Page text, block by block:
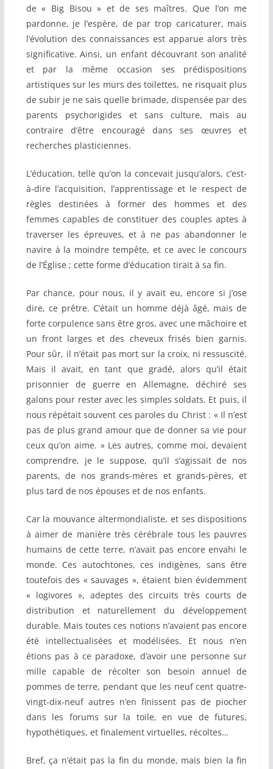
de « Big Bisou » et de ses maîtres. Que l’on me
pardonne, je l’espère, de par trop caricaturer, mais
l’évolution des connaissances est apparue alors très
significative. Ainsi, un enfant découvrant son analité
et par la même occasion ses prédispositions
artistiques sur les murs des toilettes, ne risquait plus
de subir je ne sais quelle brimade, dispensée par des
parents psychorigides et sans culture, mais au
contraire d’être encouragé dans ses œuvres et
recherches plasticiennes.
L’éducation, telle qu’on la concevait jusqu’alors, c’est-
à-dire l’acquisition, l’apprentissage et le respect de
règles destinées à former des hommes et des
femmes capables de constituer des couples aptes à
traverser les épreuves, et à ne pas abandonner le
navire à la moindre tempête, et ce avec le concours
de l’Église ; cette forme d’éducation tirait à sa fin.
Par chance, pour nous, il y avait eu, encore si j’ose
dire, ce prêtre. C’était un homme déjà âgé, mais de
forte corpulence sans être gros, avec une mâchoire et
un front larges et des cheveux frisés bien garnis.
Pour sûr, il n’était pas mort sur la croix, ni ressuscité.
Mais il avait, en tant que gradé, alors qu’il était
prisonnier de guerre en Allemagne, déchiré ses
galons pour rester avec les simples soldats. Et puis, il
nous répétait souvent ces paroles du Christ : « Il n’est
pas de plus grand amour que de donner sa vie pour
ceux qu’on aime. » Les autres, comme moi, devaient
comprendre, je le suppose, qu’il s’agissait de nos
parents, de nos grands-mères et grands-pères, et
plus tard de nos épouses et de nos enfants.
Car la mouvance altermondialiste, et ses dispositions
à aimer de manière très cérébrale tous les pauvres
humains de cette terre, n’avait pas encore envahi le
monde. Ces autochtones, ces indigènes, sans être
toutefois des « sauvages », étaient bien évidemment
« logivores », adeptes des circuits très courts de
distribution et naturellement du développement
durable. Mais toutes ces notions n’avaient pas encore
été intellectualisées et modélisées. Et nous n’en
étions pas à ce paradoxe, d’avoir une personne sur
mille capable de récolter son besoin annuel de
pommes de terre, pendant que les neuf cent quatre-
vingt-dix-neuf autres n’en finissent pas de piocher
dans les forums sur la toile, en vue de futures,
hypothétiques, et finalement virtuelles, récoltes…
Bref, ça n’était pas la fin du monde, mais bien la fin